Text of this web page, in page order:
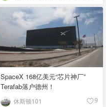
SpaceX 168亿美元“芯片神厂”
Terafab落户德州！
休斯顿101 9